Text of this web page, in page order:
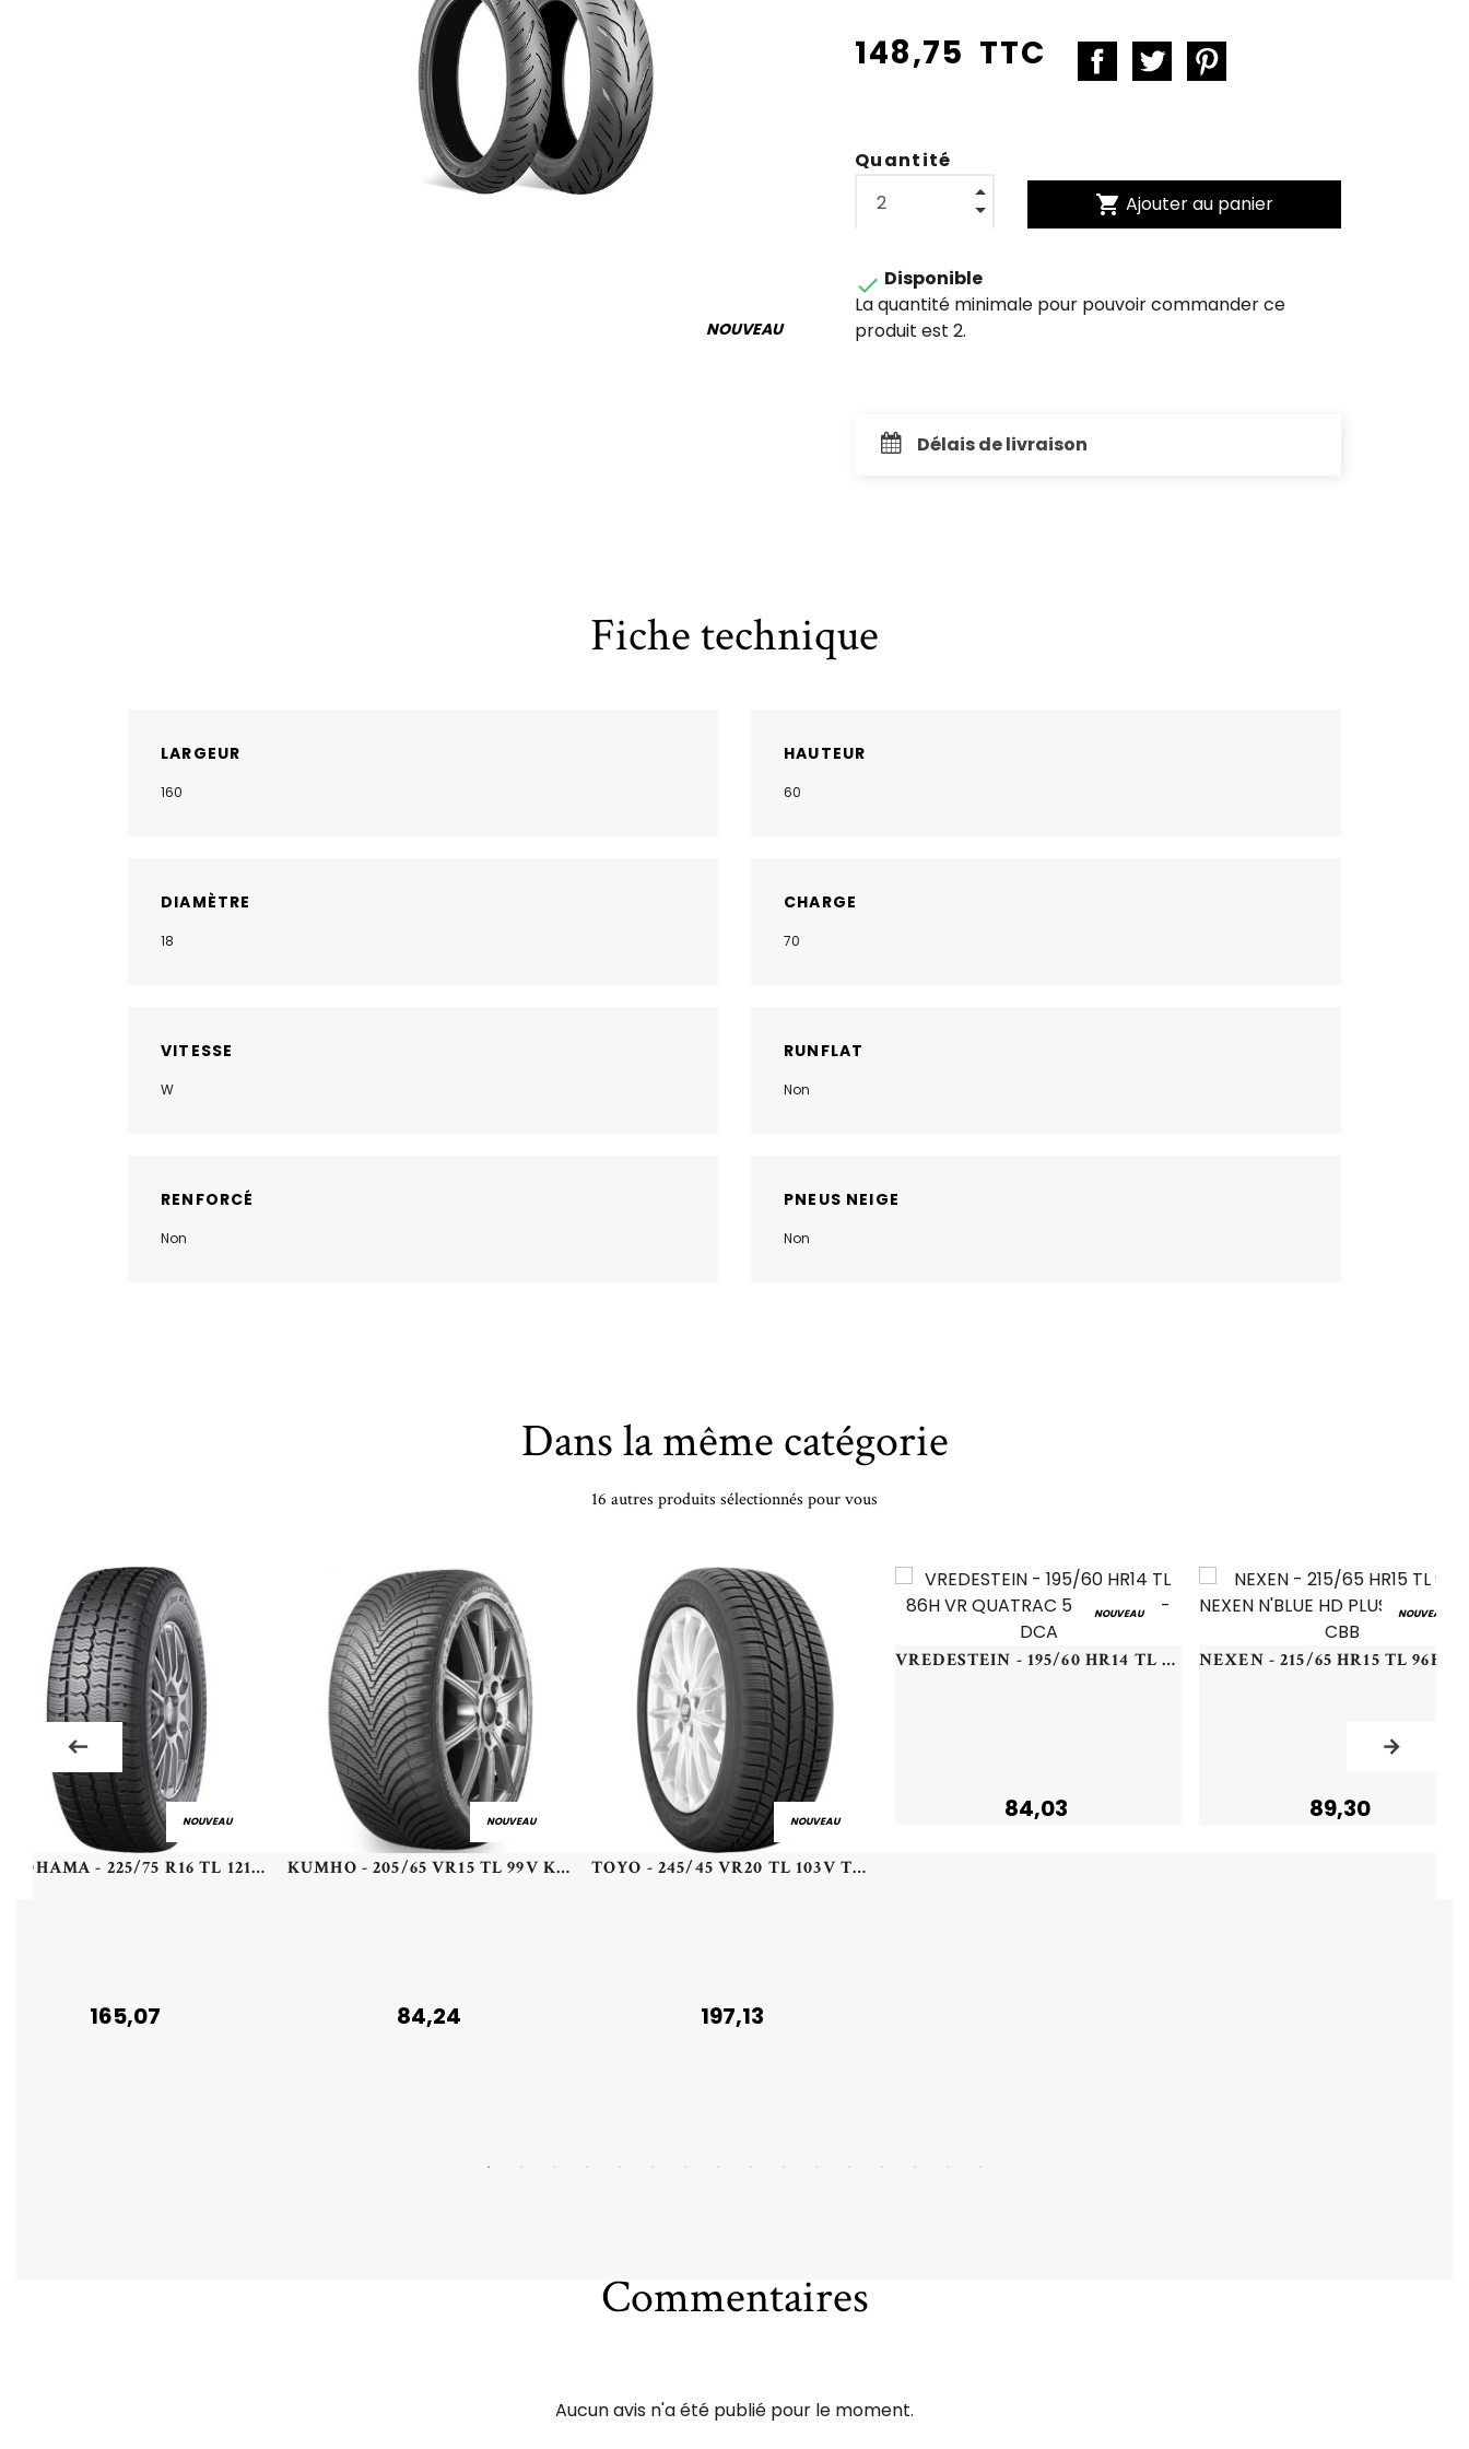
NOUVEAU
148,75 TTC
Quantité
shopping_cart Ajouter au panier
 Disponible
La quantité minimale pour pouvoir commander ce
produit est 2.
Délais de livraison
Fiche technique
LARGEUR
160
HAUTEUR
60
DIAMÈTRE
18
CHARGE
70
VITESSE
W
RUNFLAT
Non
RENFORCÉ
Non
PNEUS NEIGE
Non
Dans la même catégorie
16 autres produits sélectionnés pour vous
NOUVEAU
YOKOHAMA - 225/75 R16 TL 121R YOKO BLUEARTH VAN RY61 - 2257516 - CBB
165,07
NOUVEAU
KUMHO - 205/65 VR15 TL 99V KUMHO SOLUS 4S HA32 XL - 2056515 - CBB
84,24
NOUVEAU
TOYO - 245/45 VR20 TL 103V TOYO SNOWPROX S954 SUV XL - 2454520 - DCB
197,13
NOUVEAU
VREDESTEIN - 195/60 HR14 TL 86H VR QUATRAC 5 - 1956014 - DCA
84,03
NOUVEAU
89,30
Commentaires
Aucun avis n'a été publié pour le moment.